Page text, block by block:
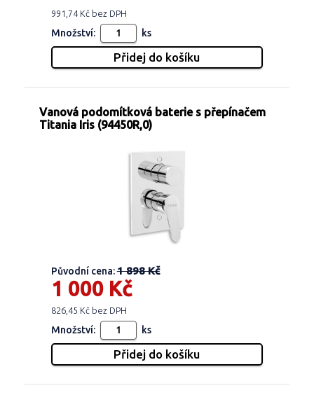
991,74 Kč bez DPH
Množství: ks
Vanová podomítková baterie s přepínačem
Titania Iris (94450R,0)
Původní cena:1 898 Kč
1 000 Kč
826,45 Kč bez DPH
Množství: ks